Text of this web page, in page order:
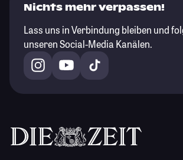
Nichts mehr verpassen!
Lass uns in Verbindung bleiben und
unseren Social-Media Kanälen.